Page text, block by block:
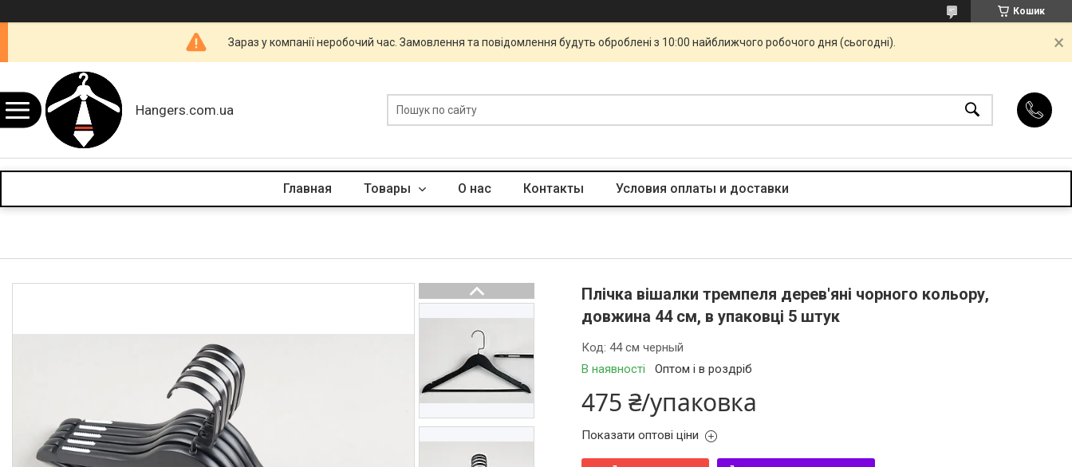
Кошик
Зараз у компанії неробочий час. Замовлення та повідомлення будуть оброблені з 10:00 найближчого робочого дня (сьогодні).
Hangers.com.ua
Главная Товары О нас Контакты Условия оплаты и доставки
Плічка вішалки тремпеля дерев'яні чорного кольору,
довжина 44 см, в упаковці 5 штук
В наявності Оптом і в роздріб
Код:44 см черный
475 ₴/упаковка
Показати оптові ціни